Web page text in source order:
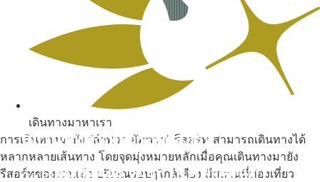
นับหิ่งห้อย ร้อยลำพู ดูพระจันทร์
เดินทางมาหาเรา
การเดินทางมายัง “ลำพวา อัมพวา” รีสอร์ท สามารถเดินทางได้
หลากหลายเส้นทาง โดยจุดมุ่งหมายหลักเมื่อคุณเดินทางมายัง
รีสอร์ทของเราแล้ว บริเวณรอบๆใกล้เคียง มีสถานที่ท่องเที่ยว
สถานที่ท่องเที่ยวรอบรีสอร์ท
"ตลาดน้ำอัมพวา"